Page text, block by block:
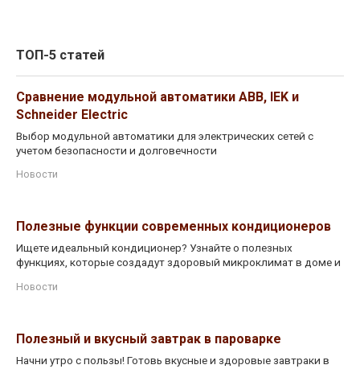
ТОП-5 статей
Сравнение модульной автоматики ABB, IEK и
Schneider Electric
Выбор модульной автоматики для электрических сетей с
учетом безопасности и долговечности
Новости
Полезные функции современных кондиционеров
Ищете идеальный кондиционер? Узнайте о полезных
функциях, которые создадут здоровый микроклимат в доме и
Новости
Полезный и вкусный завтрак в пароварке
Начни утро с пользы! Готовь вкусные и здоровые завтраки в